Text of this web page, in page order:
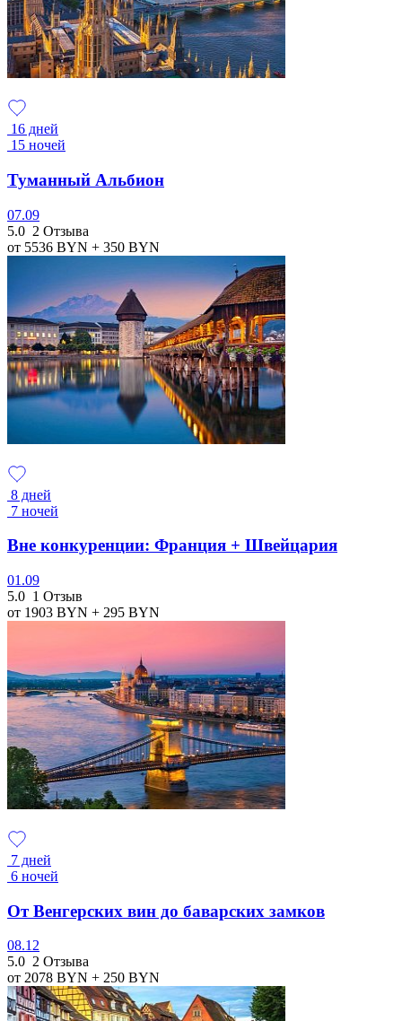
16 дней
15 ночей
Туманный Альбион
07.09
5.0 2 Отзыва
от 5536 BYN + 350 BYN
8 дней
7 ночей
Вне конкуренции: Франция + Швейцария
01.09
5.0 1 Отзыв
от 1903 BYN + 295 BYN
7 дней
6 ночей
От Венгерских вин до баварских замков
08.12
5.0 2 Отзыва
от 2078 BYN + 250 BYN